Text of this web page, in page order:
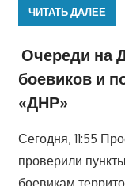
ЧИТАТЬ ДАЛЕЕ
Очереди на
боевиков и
«ДНР»
Сегодня, 11:55
проверили